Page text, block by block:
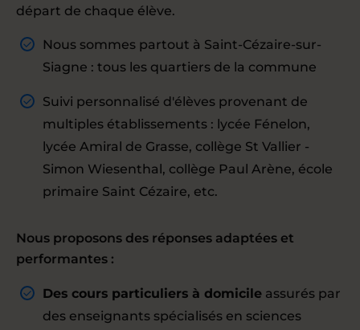
départ de chaque élève.
Nous sommes partout à Saint-Cézaire-sur-
Siagne : tous les quartiers de la commune
Suivi personnalisé d'élèves provenant de
multiples établissements : lycée Fénelon,
lycée Amiral de Grasse, collège St Vallier -
Simon Wiesenthal, collège Paul Arène, école
primaire Saint Cézaire, etc.
Nous proposons des réponses adaptées et
performantes :
Des cours particuliers à domicile assurés par
des enseignants spécialisés en sciences